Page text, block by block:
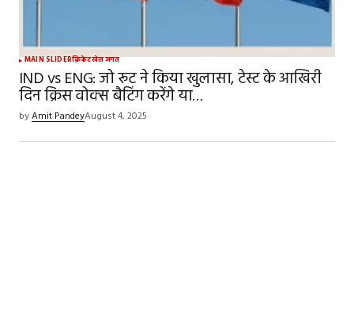
MAIN SLIDERक्रिकेटखेल जगत
IND vs ENG: जो रूट ने किया खुलासा, टेस्ट के आखिरी
दिन क्रिस वोक्स बैटिंग करेंगे या…
byAmit PandeyAugust 4, 2025